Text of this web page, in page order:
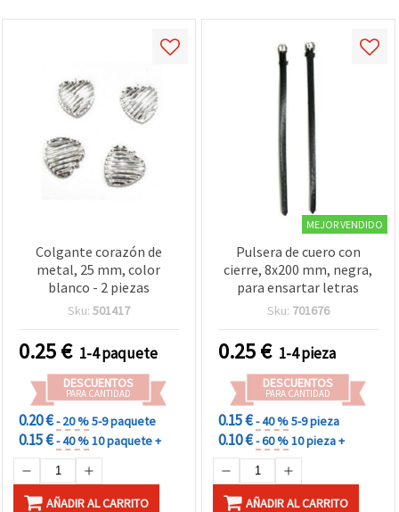
Colgante corazón de
metal, 25 mm, color
blanco - 2 piezas
Sku: 501417
0.25€ 1-4 paquete
DESCUENTOS
PARA CANTIDAD
0.20 €- 20 %5-9 paquete
0.15 €- 40 %10 paquete +
AÑADIR AL CARRITO
MEJOR VENDIDO
Pulsera de cuero con
cierre, 8x200 mm, negra,
para ensartar letras
Sku: 701676
0.25€ 1-4 pieza
DESCUENTOS
PARA CANTIDAD
0.15 €- 40 %5-9 pieza
0.10 €- 60 %10 pieza +
AÑADIR AL CARRITO